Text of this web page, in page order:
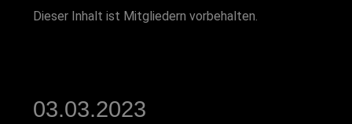
Dieser Inhalt ist Mitgliedern vorbehalten.
03.03.2023